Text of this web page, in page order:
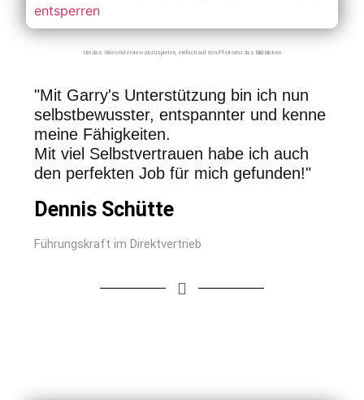
entsperren
Um das Video-Interview abzuspielen, einfach auf den Pfeil oder das Bild klicken
"Mit Garry's Unterstützung bin ich nun
selbstbewusster, entspannter und kenne
meine Fähigkeiten.
Mit viel Selbstvertrauen habe ich auch
den perfekten Job für mich gefunden!"
Dennis Schütte
Führungskraft im Direktvertrieb